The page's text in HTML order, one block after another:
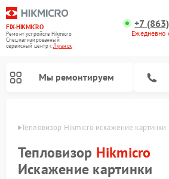
FIX-HIKMICRO
Ремонт устройств Hikmicro
Специализированный
cервисный центр г.Луганск
+7
Ежедневно
Мы ремонтируем
Тепловизор Hikmicro искажение картинки
Тепловизор Hikmicro
Искажение картинки